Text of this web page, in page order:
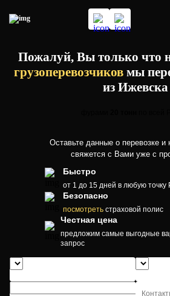
Пожалуй, Вы только что
грузоперевозчиковмы
из Ижевска
Оставьте данные о перевозке
свяжется с Вами уже с
Быстро
от 1 до 15 дней в любую точку
Безопасно
посмотреть страховой полис
Честная цена
предложим самые выгодные
запрос